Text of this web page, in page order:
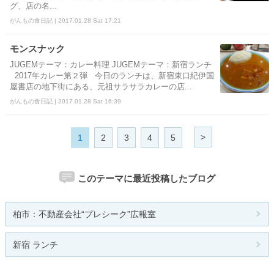
グ、店の名...
がんもの食日記 | 2017.01.28 Sat 17:21
モンスナック
JUGEMテーマ：カレー料理 JUGEMテーマ：新宿ランチ
2017年カレー第２弾 今日のランチは、新宿東口紀伊国
屋書店の地下街にある、元祖サラサラカレーの店...
がんもの食日記 | 2017.01.28 Sat 16:39
1 2 3 4 5 >
このテーマに最近投稿したブログ
柏市：不動産会社“プレシーク”広報室
新宿 ランチ